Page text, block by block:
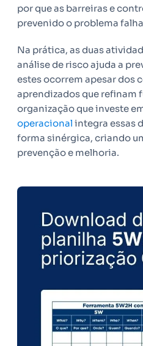
por que as barreiras e
prevenido o problema
Na prática, as duas
análise de risco ajuda a
estes ocorrem apesar dos
aprendizados que refinam
organização que investe
operacional integra essas
forma sinérgica, criando
prevenção e melhoria.